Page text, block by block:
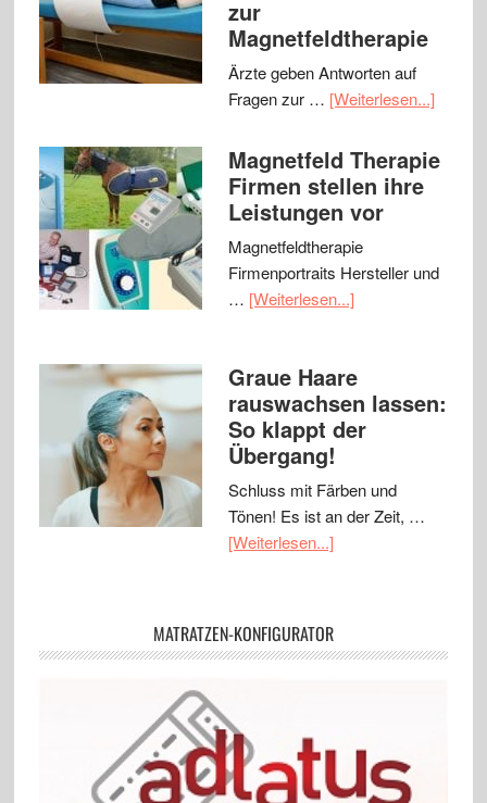
zur
Magnetfeldtherapie
Ärzte geben Antworten auf
Fragen zur … [Weiterlesen...]
Magnetfeld Therapie
Firmen stellen ihre
Leistungen vor
Magnetfeldtherapie
Firmenportraits Hersteller und
… [Weiterlesen...]
Graue Haare
rauswachsen lassen:
So klappt der
Übergang!
Schluss mit Färben und
Tönen! Es ist an der Zeit, …
[Weiterlesen...]
MATRATZEN-KONFIGURATOR